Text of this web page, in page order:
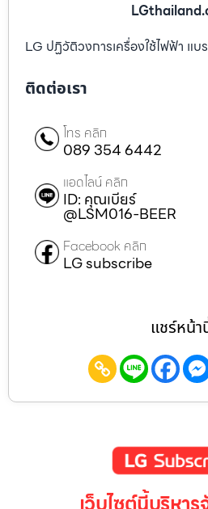
LG ปฏิวัติวงการเครื่องใช้ไฟฟ้า แ
ติดต่อเรา
โทร คลิก
089 354 6442
แอดไลน์ คลิก
ID: คุณเบียร์
@LSM016-BEER
Facebook คลิก
LG subscribe
แชร์หน้า